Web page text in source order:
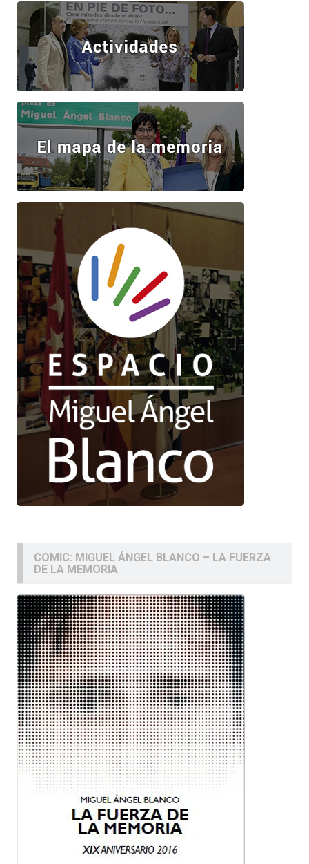
COMIC: MIGUEL ÁNGEL BLANCO – LA FUERZA
DE LA MEMORIA